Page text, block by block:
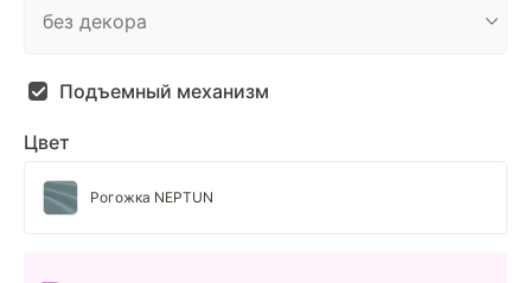
Подъемный механизм
Цвет
Рогожка NEPTUN